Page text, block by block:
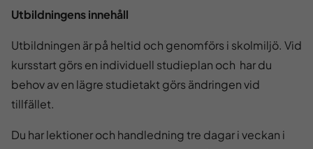
Utbildningens innehåll
Utbildningen är på heltid och genomförs i skolmiljö. Vid
kursstart görs en individuell studieplan och har du
behov av en lägre studietakt görs ändringen vid
tillfället.
Du har lektioner och handledning tre dagar i veckan i